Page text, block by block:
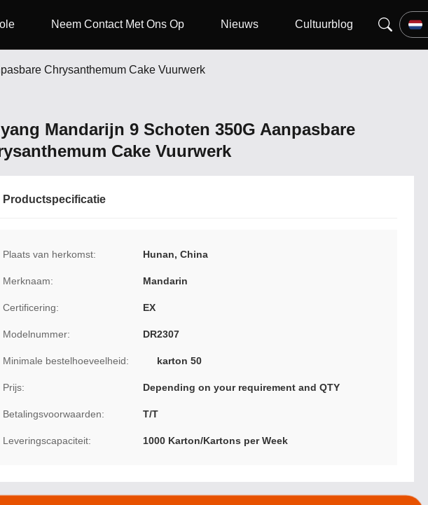
Neem Contact Met Ons Op Nieuws Cultuurblog
Chrysanthemum Cake Vuurwerk
Mandarijn 9 Schoten 350G Aanpasbare
Cake Vuurwerk
Productspecificatie
Plaats van herkomst: Hunan, China
Merknaam: Mandarin
Certificering: EX
Modelnummer: DR2307
Minimale bestelhoeveelheid: karton 50
Prijs: Depending on your requirement and QTY
Betalingsvoorwaarden: T/T
Leveringscapaciteit: 1000 Karton/Kartons per Week